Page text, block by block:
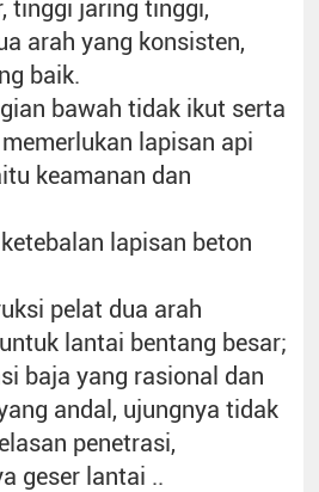
tinggi jaring tinggi,
arah yang konsisten,
baik.
bawah tidak ikut serta
lapisan api
keamanan dan
lapisan beton
pelat dua arah
lantai bentang besar;
baja yang rasional dan
andal, ujungnya tidak
penetrasi,
geser lantai ..